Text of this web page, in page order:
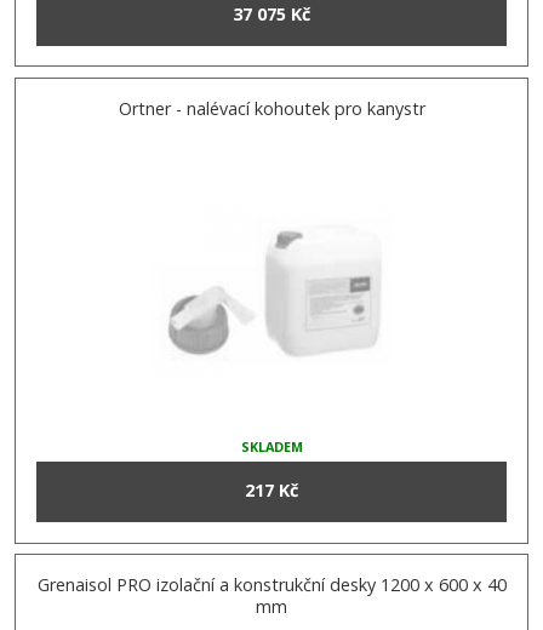
37 075 Kč
Ortner - nalévací kohoutek pro kanystr
SKLADEM
217 Kč
Grenaisol PRO izolační a konstrukční desky 1200 x 600 x 40
mm